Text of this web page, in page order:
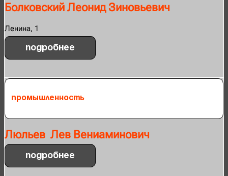
Болковский Леонид Зиновьевич
Ленина, 1
Подробнее
Промышленность
Люльев Лев Вениаминович
Подробнее